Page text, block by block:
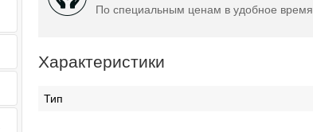
По специальным ценам в удобное время
Характеристики
Тип